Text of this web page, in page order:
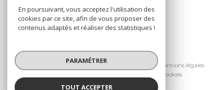
© 2026 | Tous droits réservés
Nos honoraires
Nos partenaires
Mentions légales
Cookies
En poursuivant, vous acceptez l'utilisation des
cookies par ce site, afin de vous proposer des
contenus adaptés et réaliser des statistiques !
PARAMÉTRER
TOUT ACCEPTER